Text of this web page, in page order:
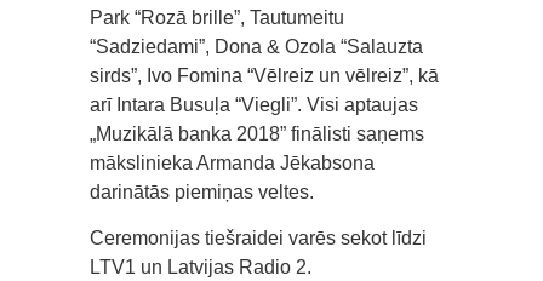
Park “Rozā brille”, Tautumeitu
“Sadziedami”, Dona & Ozola “Salauzta
sirds”, Ivo Fomina “Vēlreiz un vēlreiz”, kā
arī Intara Busuļa “Viegli”. Visi aptaujas
„Muzikālā banka 2018” finālisti saņems
mākslinieka Armanda Jēkabsona
darinātās piemiņas veltes.
Ceremonijas tiešraidei varēs sekot līdzi
LTV1 un Latvijas Radio 2.